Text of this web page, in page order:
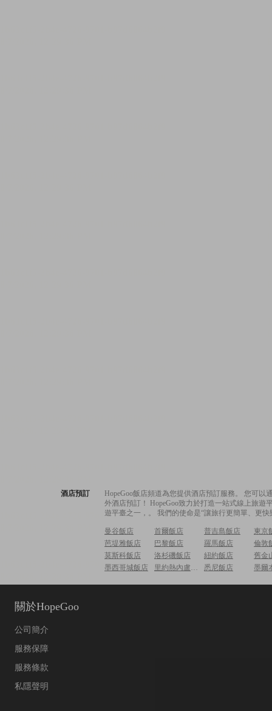
酒店預訂
HopeGoo飯店頻道為您提供酒店預訂服務。 您可
外酒店預訂！ HopeGoo致力於打造一站式線上旅
遊平臺之一，。 我們的使命是“讓旅行更簡單、更
曼谷飯店 首爾飯店 普吉島飯店
東京
芭堤雅飯店
巴黎飯店 羅馬飯店
倫敦
莫斯科飯店
洛杉磯飯店 紐約飯店
舊金
墨西哥城飯店
里約熱內盧飯店 悉尼飯店 墨爾
關於HopeGoo
公司簡介
服務保障
服務條款
私隱聲明